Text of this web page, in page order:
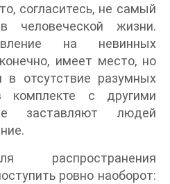
согласитесь, не самый
человеческой жизни.
на невинных
имеет место, но
отсутствие разумных
комплекте с другими
заставляют людей
распространения
ровно наоборот: